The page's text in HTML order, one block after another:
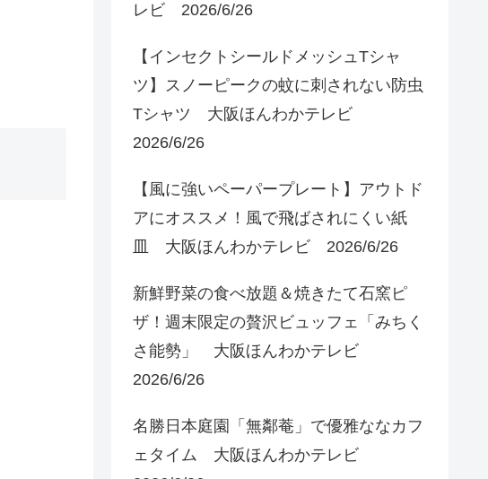
レビ 2026/6/26
【インセクトシールドメッシュTシャ
ツ】スノーピークの蚊に刺されない防虫
Tシャツ 大阪ほんわかテレビ
2026/6/26
【風に強いペーパープレート】アウトド
アにオススメ！風で飛ばされにくい紙
皿 大阪ほんわかテレビ 2026/6/26
新鮮野菜の食べ放題＆焼きたて石窯ピ
ザ！週末限定の贅沢ビュッフェ「みちく
さ能勢」 大阪ほんわかテレビ
2026/6/26
名勝日本庭園「無鄰菴」で優雅ななカフ
ェタイム 大阪ほんわかテレビ